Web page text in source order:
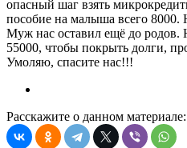
опасный шаг взять
пособие на малыша всего
Муж нас оставил ещё до родов.
55000, чтобы покрыть долги,
Умоляю, спасите нас!!!
Расскажите о данном материале: